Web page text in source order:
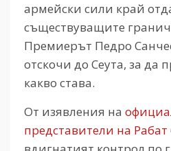
армейски сили край
съществуващите
Премиерът Педро
отскочи до Сеута, за да
какво става.
От изявления на
представители на Рабат